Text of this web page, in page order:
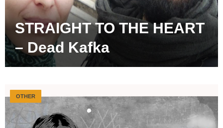
STRAIGHT TO THE HEART
– Dead Kafka
OTHER